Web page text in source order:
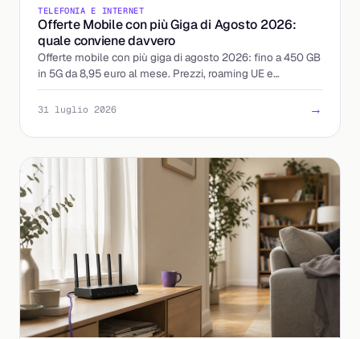
TELEFONIA E INTERNET
Offerte Mobile con più Giga di Agosto 2026:
quale conviene davvero
Offerte mobile con più giga di agosto 2026: fino a 450 GB
in 5G da 8,95 euro al mese. Prezzi, roaming UE e
attivazione a confronto, con il costo reale per giga.
31 luglio 2026 →